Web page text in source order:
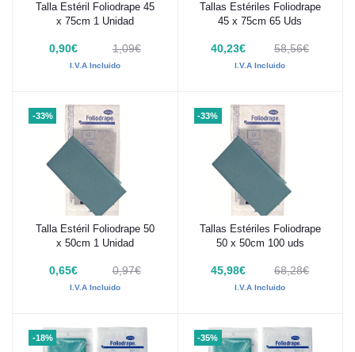
Añadir al carrito
Talla Estéril Foliodrape 45
x 75cm 1 Unidad
0,90€ 1,09€
I.V.A Incluido
Añadir al carrito
Tallas Estériles Foliodrape
45 x 75cm 65 Uds
40,23€ 58,56€
I.V.A Incluido
-33%
Añadir al carrito
Talla Estéril Foliodrape 50
x 50cm 1 Unidad
0,65€ 0,97€
I.V.A Incluido
-33%
Añadir al carrito
Tallas Estériles Foliodrape
50 x 50cm 100 uds
45,98€ 68,28€
I.V.A Incluido
-18% -35%